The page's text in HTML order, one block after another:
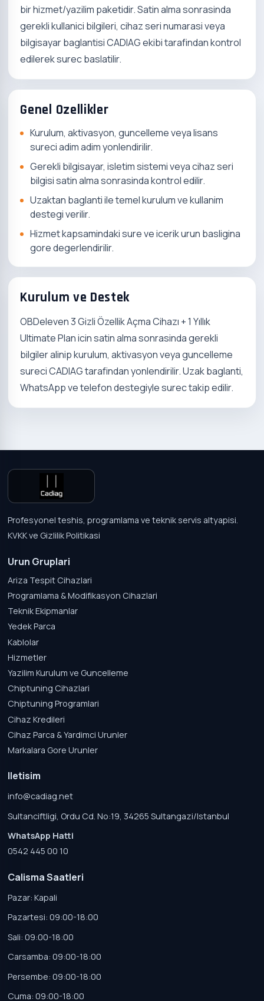
bir hizmet/yazilim paketidir. Satin alma sonrasinda
gerekli kullanici bilgileri, cihaz seri numarasi veya
bilgisayar baglantisi CADIAG ekibi tarafindan kontrol
edilerek surec baslatilir.
Genel Ozellikler
Kurulum, aktivasyon, guncelleme veya lisans
sureci adim adim yonlendirilir.
Gerekli bilgisayar, isletim sistemi veya cihaz seri
bilgisi satin alma sonrasinda kontrol edilir.
Uzaktan baglanti ile temel kurulum ve kullanim
destegi verilir.
Hizmet kapsamindaki sure ve icerik urun basligina
gore degerlendirilir.
Kurulum ve Destek
OBDeleven 3 Gizli Özellik Açma Cihazı + 1 Yıllık
Ultimate Plan icin satin alma sonrasinda gerekli
bilgiler alinip kurulum, aktivasyon veya guncelleme
sureci CADIAG tarafindan yonlendirilir. Uzak baglanti,
WhatsApp ve telefon destegiyle surec takip edilir.
Profesyonel teshis, programlama ve teknik servis altyapisi.
KVKK ve Gizlilik Politikasi
Urun Gruplari
Ariza Tespit Cihazlari
Programlama & Modifikasyon Cihazlari
Teknik Ekipmanlar
Yedek Parca
Kablolar
Hizmetler
Yazilim Kurulum ve Guncelleme
Chiptuning Cihazlari
Chiptuning Programlari
Cihaz Kredileri
Cihaz Parca & Yardimci Urunler
Markalara Gore Urunler
Iletisim
info@cadiag.net
Sultanciftligi, Ordu Cd. No:19, 34265 Sultangazi/Istanbul
WhatsApp Hatti
0542 445 00 10
Calisma Saatleri
Pazar: Kapali
Pazartesi: 09:00-18:00
Sali: 09:00-18:00
Carsamba: 09:00-18:00
Persembe: 09:00-18:00
Cuma: 09:00-18:00